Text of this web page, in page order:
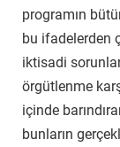
programın
bu ifadelerden
iktisadi
örgütlenme
içinde
bunların